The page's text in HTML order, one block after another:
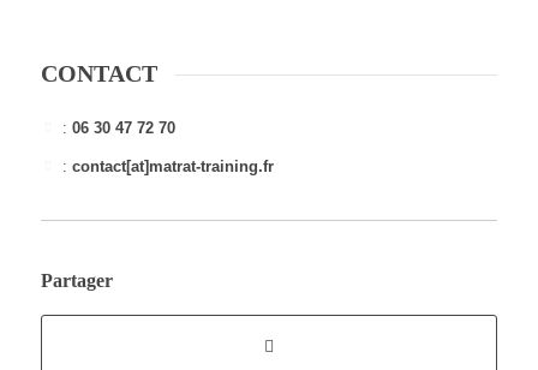
CONTACT
:06 30 47 72 70
:contact[at]matrat-training.fr
Partager